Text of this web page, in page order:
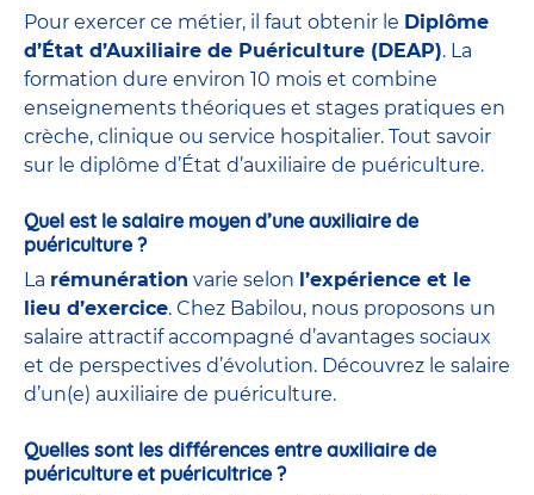
Pour exercer ce métier, il faut obtenir le Diplôme
d’État d’Auxiliaire de Puériculture (DEAP). La
formation dure environ 10 mois et combine
enseignements théoriques et stages pratiques en
crèche, clinique ou service hospitalier. Tout savoir
sur le diplôme d’État d’auxiliaire de puériculture.
Quel est le salaire moyen d’une auxiliaire de
puériculture ?
La rémunération varie selon l’expérience et le
lieu d’exercice. Chez Babilou, nous proposons un
salaire attractif accompagné d’avantages sociaux
et de perspectives d’évolution. Découvrez le salaire
d’un(e) auxiliaire de puériculture.
Quelles sont les différences entre auxiliaire de
puériculture et puéricultrice ?